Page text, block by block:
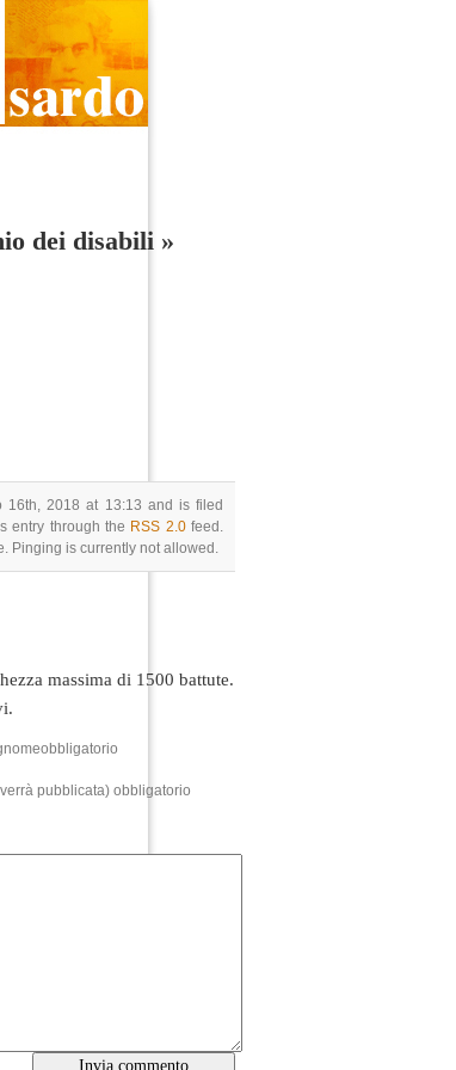
dei disabili »
16th, 2018 at 13:13 and is filed
entry through the RSS 2.0feed.
Pinging is currently not allowed.
massima di 1500 battute.
pubblicata) obbligatorio